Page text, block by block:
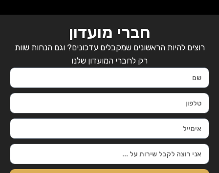
חברי מועדון
רוצים להיות הראשונים שמקבלים עדכונים? וגם הנחות שוות
רק לחברי המועדון שלנו